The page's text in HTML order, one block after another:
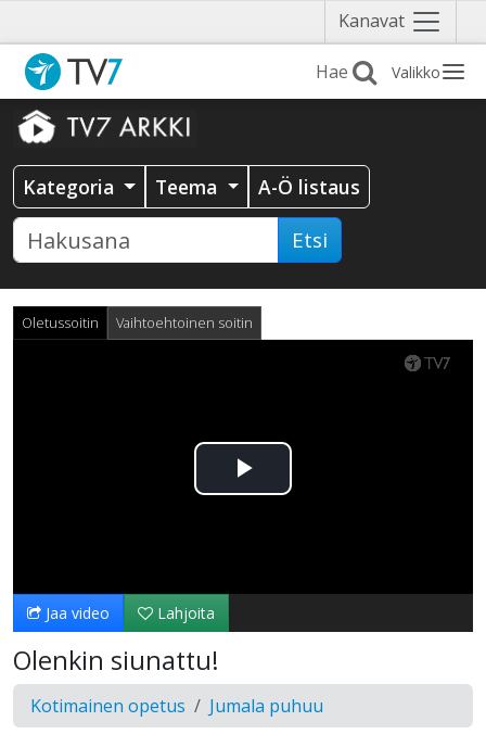
Kanavat Näytä
valikko
Valikko
Kategoria Teema A-Ö listaus
Etsi
Oletussoitin Vaihtoehtoinen soitin
Toista
Jaa video Lahjoita
Olenkin siunattu!
Kotimainen opetus Jumala puhuu